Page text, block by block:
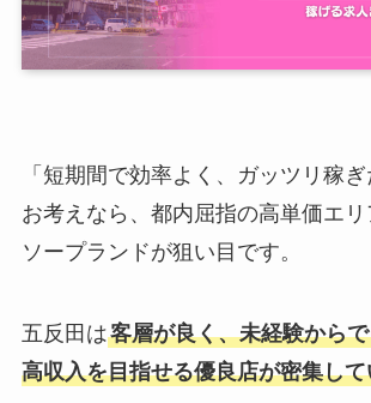
「短期間で効率よく、ガッツリ稼
お考えなら、都内屈指の高単価エ
ソープランドが狙い目です。
五反田は客層が良く、未経験から
高収入を目指せる優良店が密集し